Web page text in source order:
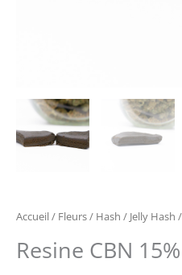
Accueil/ Fleurs / Hash / Jelly Hash
Resine CBN